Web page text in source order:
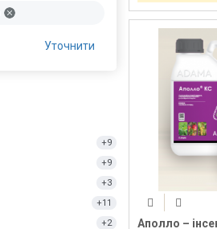
Уточнити
+9
+9
+3
+11
+2
Аполло –